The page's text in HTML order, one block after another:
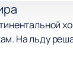
На льду